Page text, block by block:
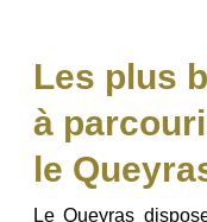
Les plus
à
le
Le Queyras